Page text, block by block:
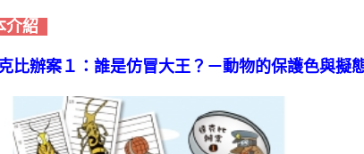
紹
比辦案１：誰是仿冒大王？－動物的保護色與擬態